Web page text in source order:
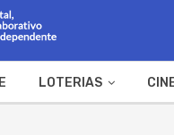
LOTERIAS